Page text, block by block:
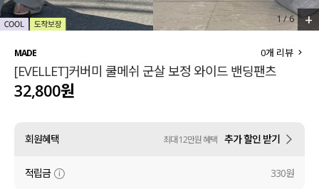
110사이즈
티셔츠
셔츠
원피스
스커트
언더웨어
1/6 +
MADE
[EVELLET]커버미 쿨메쉬 군살 보정 와이드 밴딩팬츠
0개 리뷰
32,800원
회원혜택 최대 12만원 혜택 추가 할인 받기
적립금 330원